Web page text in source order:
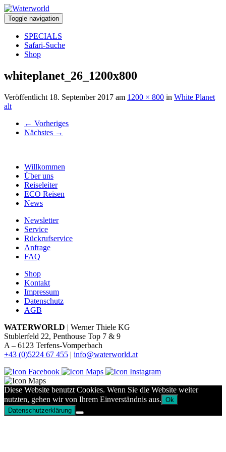
Toggle navigation
SPECIALS
Safari-Suche
Shop
whiteplanet_26_1200x800
Veröffentlicht 18. September 2017 am 1200 × 800 in White Planet
alt
← Vorheriges
Nächstes →
Willkommen
Über uns
Reiseleiter
ECO Reisen
News
Newsletter
Service
Rückrufservice
Anfrage
FAQ
Shop
Kontakt
Impressum
Datenschutz
AGB
WATERWORLD | Werner Thiele KG
Stublerfeld 22, Penthouse Top 7 & 9
A – 6123 Terfens-Vomperbach
+43 (0)5224 67 455 | info@waterworld.at
Diese Website benutzt Cookies. Wenn Sie die Website weiter
nutzten, gehen wir von Ihrem Einverständnis aus. Ok
Datenschutzerklärung